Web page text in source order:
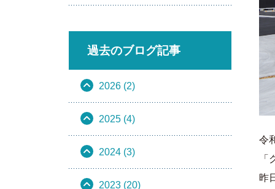
令
昨
過去のブログ記事
2026 (2)
2025 (4)
2024 (3)
2023 (20)